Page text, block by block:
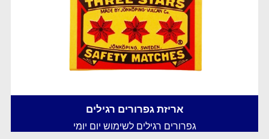
אריזת גפרורים רגילים
גפרורים רגילים לשימוש יום יומי